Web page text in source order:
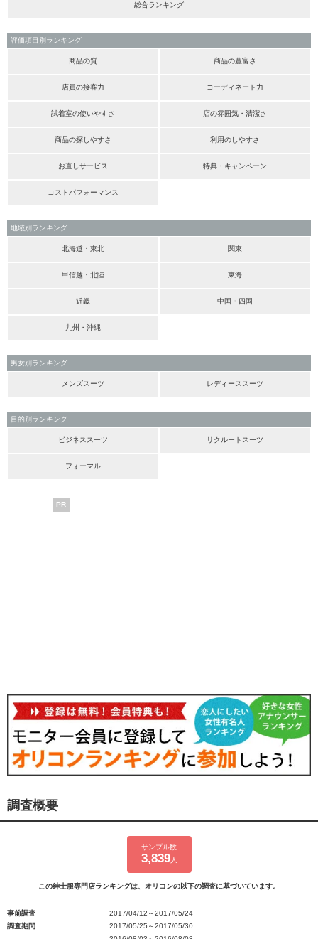
総合ランキング
評価項目別ランキング
商品の質 商品の豊富さ
店員の接客力 コーディネート力
試着室の使いやすさ 店の雰囲気・清潔さ
商品の探しやすさ 利用のしやすさ
お直しサービス 特典・キャンペーン
コストパフォーマンス
地域別ランキング
北海道・東北 関東
甲信越・北陸 東海
近畿 中国・四国
九州・沖縄
男女別ランキング
メンズスーツ レディーススーツ
目的別ランキング
ビジネススーツ リクルートスーツ
フォーマル
PR
調査概要
サンプル数
3,839人
この紳士服専門店ランキングは、オリコンの以下の調査に基づいています。
事前調査
2017/04/12～2017/05/24
調査期間
2017/05/25～2017/05/30